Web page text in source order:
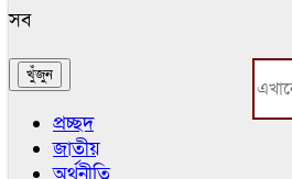
সব
প্রচ্ছদ
জাতীয়